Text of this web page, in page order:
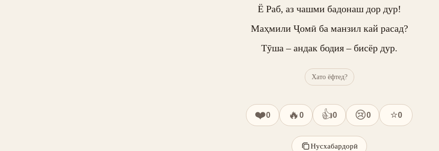
Ё Раб, аз чашми бадонаш дор дур!
Маҳмили Ҷомӣ ба манзил кай расад?
Тӯша – андак бодия – бисёр дур.
Хато ёфтед?
❤️0 🔥 0 👍0 😢0 ⭐0
Нусхабардорӣ